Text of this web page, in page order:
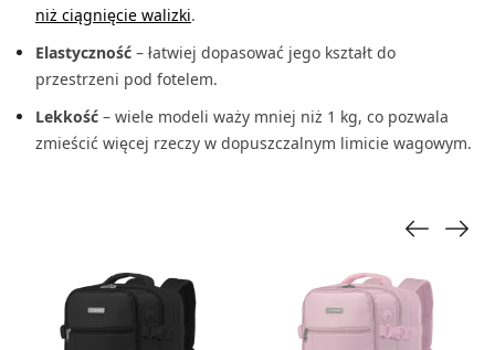
niż ciągnięcie walizki.
Elastyczność – łatwiej dopasować jego kształt do
przestrzeni pod fotelem.
Lekkość – wiele modeli waży mniej niż 1 kg, co pozwala
zmieścić więcej rzeczy w dopuszczalnym limicie wagowym.